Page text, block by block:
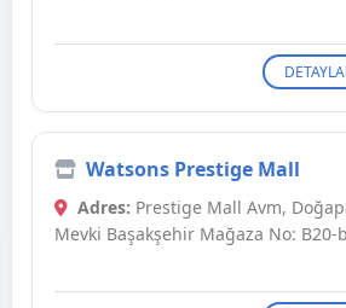
Watsons Prestige Mall
Adres: Prestige Mall Avm,
Mevki Başakşehir Mağaza No: B20-